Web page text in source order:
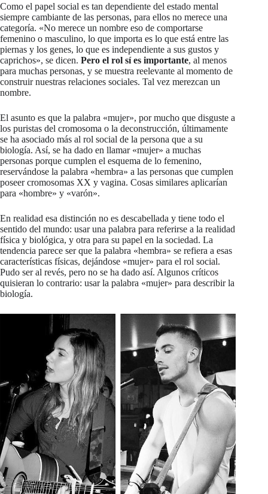
Como el papel social es tan dependiente del estado mental
siempre cambiante de las personas, para ellos no merece una
categoría. «No merece un nombre eso de comportarse
femenino o masculino, lo que importa es lo que está entre las
piernas y los genes, lo que es independiente a sus gustos y
caprichos», se dicen. Pero el rol sí es importante, al menos
para muchas personas, y se muestra reelevante al momento de
construir nuestras relaciones sociales. Tal vez merezcan un
nombre.
El asunto es que la palabra «mujer», por mucho que disguste a
los puristas del cromosoma o la deconstrucción, últimamente
se ha asociado más al rol social de la persona que a su
biología. Así, se ha dado en llamar «mujer» a muchas
personas porque cumplen el esquema de lo femenino,
reservándose la palabra «hembra» a las personas que cumplen
poseer cromosomas XX y vagina. Cosas similares aplicarían
para «hombre» y «varón».
En realidad esa distinción no es descabellada y tiene todo el
sentido del mundo: usar una palabra para referirse a la realidad
física y biológica, y otra para su papel en la sociedad. La
tendencia parece ser que la palabra «hembra» se refiera a esas
características físicas, dejándose «mujer» para el rol social.
Pudo ser al revés, pero no se ha dado así. Algunos críticos
quisieran lo contrario: usar la palabra «mujer» para describir la
biología.